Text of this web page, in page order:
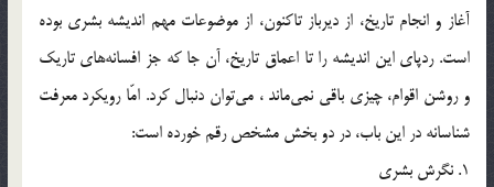
آغاز و انجام تاريخ، از ديرباز تاكنون، از موضوعات مهم انديشه بشرى بوده
است. ردپاى اين انديشه را تا اعماق تاريخ، آن جا كه جز افسانه‌هاى تاريك
و روشن اقوام، چيزى باقى نمى‌ماند ، مى‌توان دنبال كرد. امّا رويكرد معرفت
شناسانه در اين باب، در دو بخش مشخص رقم خورده است:
1. نگرش بشرى‌